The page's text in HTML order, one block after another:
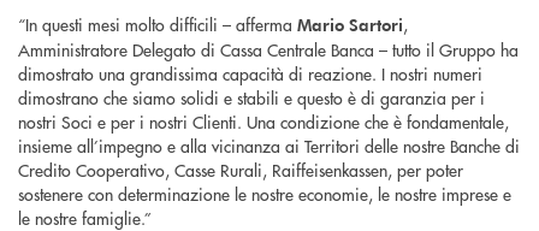
“In questi mesi molto difficili – afferma Mario Sartori,
Amministratore Delegato di Cassa Centrale Banca – tutto il Gruppo ha
dimostrato una grandissima capacità di reazione. I nostri numeri
dimostrano che siamo solidi e stabili e questo è di garanzia per i
nostri Soci e per i nostri Clienti. Una condizione che è fondamentale,
insieme all’impegno e alla vicinanza ai Territori delle nostre Banche di
Credito Cooperativo, Casse Rurali, Raiffeisenkassen, per poter
sostenere con determinazione le nostre economie, le nostre imprese e
le nostre famiglie.”